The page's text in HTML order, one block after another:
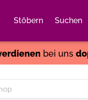
Stöbern Suchen
bei uns